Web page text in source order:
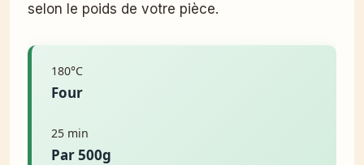
selon le poids de votre pièce.
180°C
Four
25 min
Par 500g